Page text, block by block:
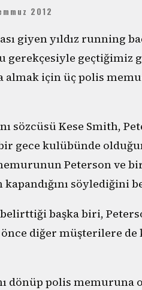
2012
giyen yıldız running
geçtiğimiz
almak için üç polis
sözcüsü Kese Smith,
gece kulübünde
Peterson ve
söylediğini
başka biri,
diğer müşterilere de
dönüp polis